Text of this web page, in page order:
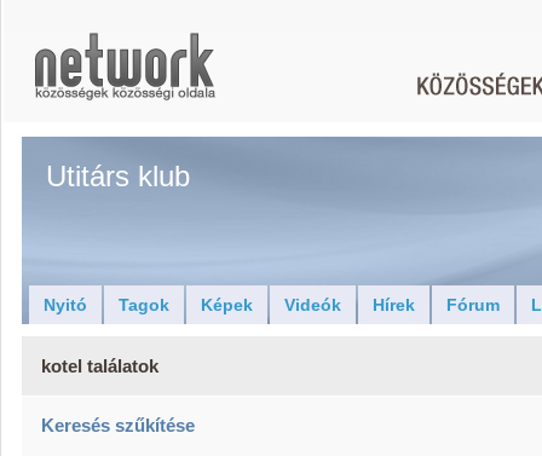
Utitárs klub
Nyitó Tagok Képek Videók Hírek Fórum
kotel találatok
Keresés szűkítése